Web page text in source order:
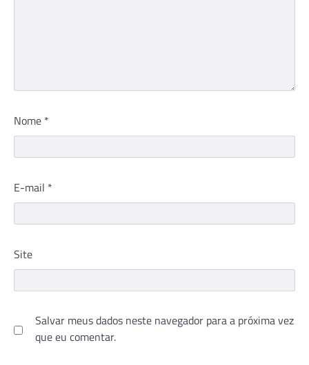
Nome *
E-mail *
Site
Salvar meus dados neste navegador para a próxima vez
que eu comentar.